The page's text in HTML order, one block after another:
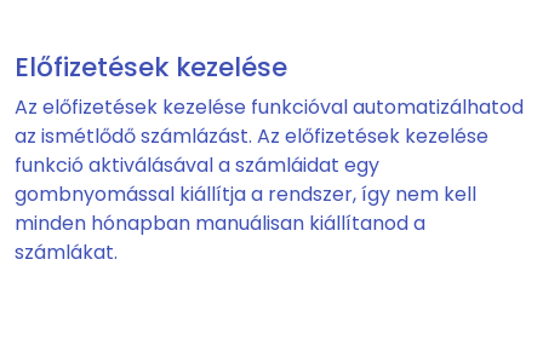
Előfizetések kezelése
Az előfizetések kezelése funkcióval automatizálhatod
az ismétlődő számlázást. Az előfizetések kezelése
funkció aktiválásával a számláidat egy
gombnyomással kiállítja a rendszer, így nem kell
minden hónapban manuálisan kiállítanod a
számlákat.